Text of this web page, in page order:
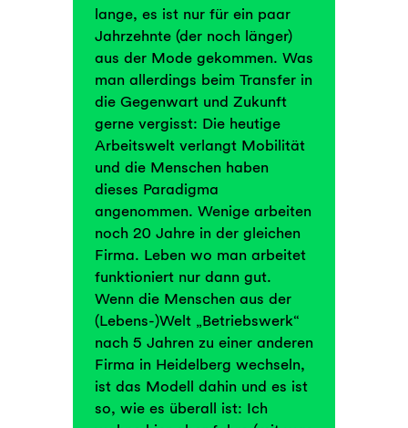
lange, es ist nur für ein paar
Jahrzehnte (der noch länger)
aus der Mode gekommen. Was
man allerdings beim Transfer in
die Gegenwart und Zukunft
gerne vergisst: Die heutige
Arbeitswelt verlangt Mobilität
und die Menschen haben
dieses Paradigma
angenommen. Wenige arbeiten
noch 20 Jahre in der gleichen
Firma. Leben wo man arbeitet
funktioniert nur dann gut.
Wenn die Menschen aus der
(Lebens-)Welt „Betriebswerk“
nach 5 Jahren zu einer anderen
Firma in Heidelberg wechseln,
ist das Modell dahin und es ist
so, wie es überall ist: Ich